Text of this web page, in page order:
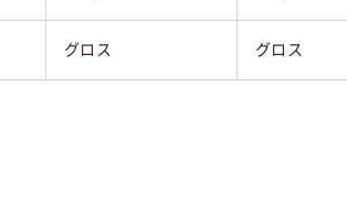
グロス グロス